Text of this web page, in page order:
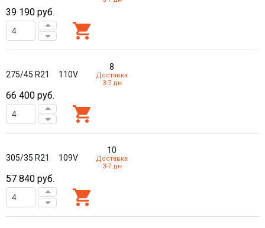
39 190 руб.
275/45 R21 110V
8
Доставка
3-7 дн
66 400 руб.
305/35 R21 109V
10
Доставка
3-7 дн
57 840 руб.